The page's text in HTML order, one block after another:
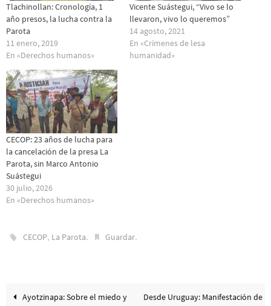
Tlachinollan: Cronología, 1
año presos, la lucha contra la
Parota
11 enero, 2019
En «Derechos humanos»
Vicente Suástegui, “Vivo se lo
llevaron, vivo lo queremos”
14 agosto, 2021
En «Crímenes de lesa
humanidad»
CECOP: 23 años de lucha para
la cancelación de la presa La
Parota, sin Marco Antonio
Suástegui
30 julio, 2026
En «Derechos humanos»
CECOP, La Parota. Guardar.
Ayotzinapa: Sobre el miedo y Desde Uruguay: Manifestación de